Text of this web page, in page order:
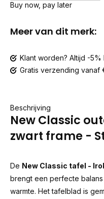
Buy now, pay later
Meer van dit merk:
Klant worden? Altijd -
Gratis verzending vanaf
Beschrijving
New Classic
zwart frame -
De New Classic tafel -
brengt een perfecte
warmte. Het tafelblad is